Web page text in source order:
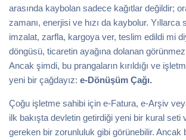
arasında kaybolan sadece kağıtlar değildir;
zamanı, enerjisi ve hızı da kaybolur. Yıllarca
imzalat, zarfla, kargoya ver, teslim edildi mi
döngüsü, ticaretin ayağına dolanan
Ancak şimdi, bu prangaların kırıldığı ve
yeni bir çağdayız: e-Dönüşüm Çağı.
Çoğu işletme sahibi için e-Fatura, e-Arşiv
ilk bakışta devletin getirdiği yeni bir kural seti
gereken bir zorunluluk gibi görünebilir. Ancak